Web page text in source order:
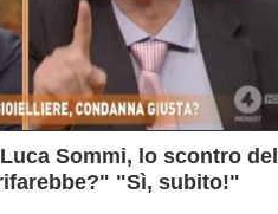
Sommi, lo scontro del
"Sì, subito!"